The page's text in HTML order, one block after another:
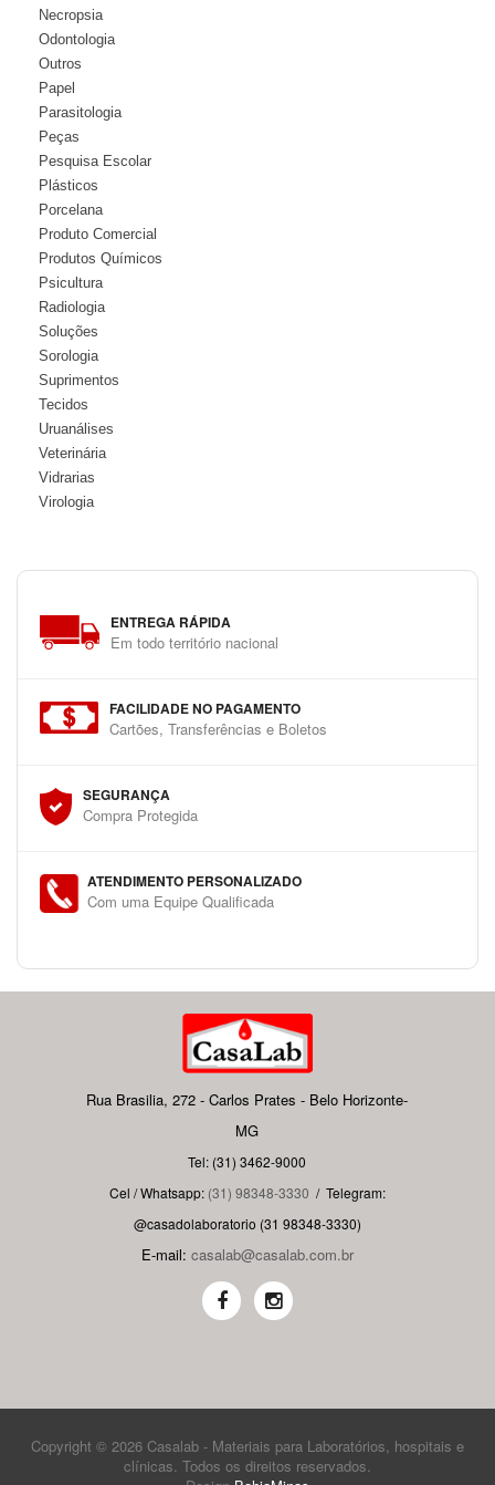
Necropsia
Odontologia
Outros
Papel
Parasitologia
Peças
Pesquisa Escolar
Plásticos
Porcelana
Produto Comercial
Produtos Químicos
Psicultura
Radiologia
Soluções
Sorologia
Suprimentos
Tecidos
Uruanálises
Veterinária
Vidrarias
Virologia
ENTREGA RÁPIDA
Em todo território nacional
FACILIDADE NO PAGAMENTO
Cartões, Transferências e Boletos
SEGURANÇA
Compra Protegida
ATENDIMENTO PERSONALIZADO
Com uma Equipe Qualificada
Rua Brasilia, 272 - Carlos Prates - Belo Horizonte-
MG
Tel: (31) 3462-9000
Cel / Whatsapp: (31) 98348-3330 / Telegram:
@casadolaboratorio (31 98348-3330)
E-mail: casalab@casalab.com.br
Copyright © 2026 Casalab - Materiais para Laboratórios, hospitais e
clínicas. Todos os direitos reservados.